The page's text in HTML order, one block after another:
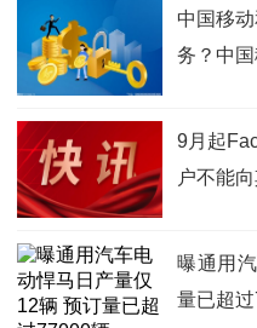
中国移
务？中
9月起
户不能
曝通用
量已超